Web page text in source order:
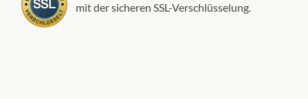
mit der sicheren SSL-Verschlüsselung.